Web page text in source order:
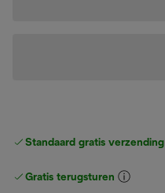
Standaard gratis verzending
Gratis terugsturen